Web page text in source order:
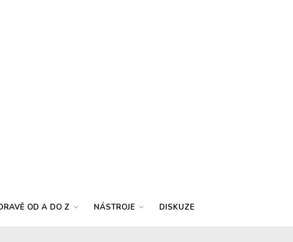
OD A DO Z NÁSTROJE DISKUZE